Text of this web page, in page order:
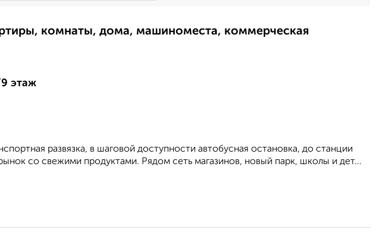
комнаты, дома, машиноместа, коммерческая
этаж
развязка, в шаговой доступности автобусная остановка, до станции
со свежими продуктами. Рядом сеть магазинов, новый парк, школы и дет...